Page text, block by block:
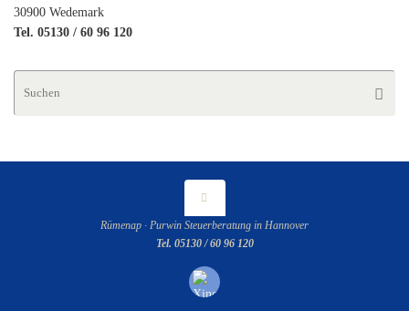
30900 Wedemark
Tel. 05130 / 60 96 120
Rümenap · Purwin Steuerberatung in Hannover
Tel. 05130 / 60 96 120